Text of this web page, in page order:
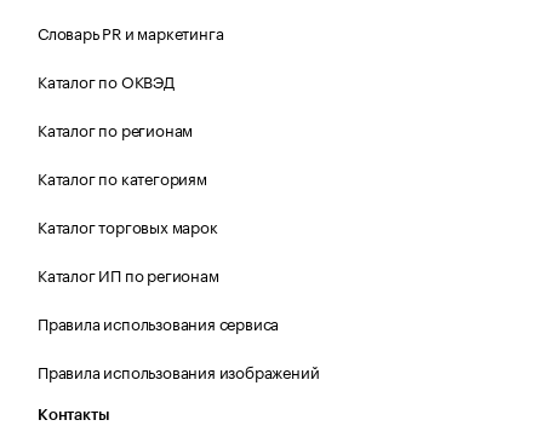
Словарь PR и маркетинга
Каталог по ОКВЭД
Каталог по регионам
Каталог по категориям
Каталог торговых марок
Каталог ИП по регионам
Правила использования сервиса
Правила использования изображений
Контакты